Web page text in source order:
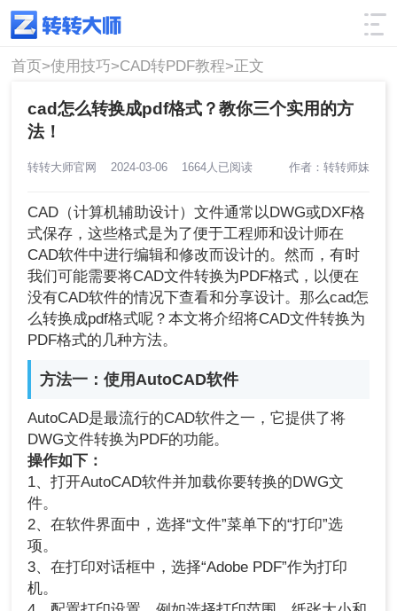
使用技巧 筛选
首页>使用技巧>CAD转PDF教程>正文
cad怎么转换成pdf格式？教你三个实用的方
法！
转转大师官网 2024-03-06 1664人已阅读 作者：转转师妹
CAD（计算机辅助设计）文件通常以DWG或DXF格
式保存，这些格式是为了便于工程师和设计师在
CAD软件中进行编辑和修改而设计的。然而，有时
我们可能需要将CAD文件转换为PDF格式，以便在
没有CAD软件的情况下查看和分享设计。那么cad怎
么转换成pdf格式呢？本文将介绍将CAD文件转换为
PDF格式的几种方法。
方法一：使用AutoCAD软件
AutoCAD是最流行的CAD软件之一，它提供了将
DWG文件转换为PDF的功能。
操作如下：
1、打开AutoCAD软件并加载你要转换的DWG文
件。
2、在软件界面中，选择“文件”菜单下的“打印”选
项。
3、在打印对话框中，选择“Adobe PDF”作为打印
机。